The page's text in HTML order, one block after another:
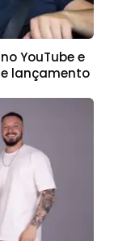
YouTube e
lançamento